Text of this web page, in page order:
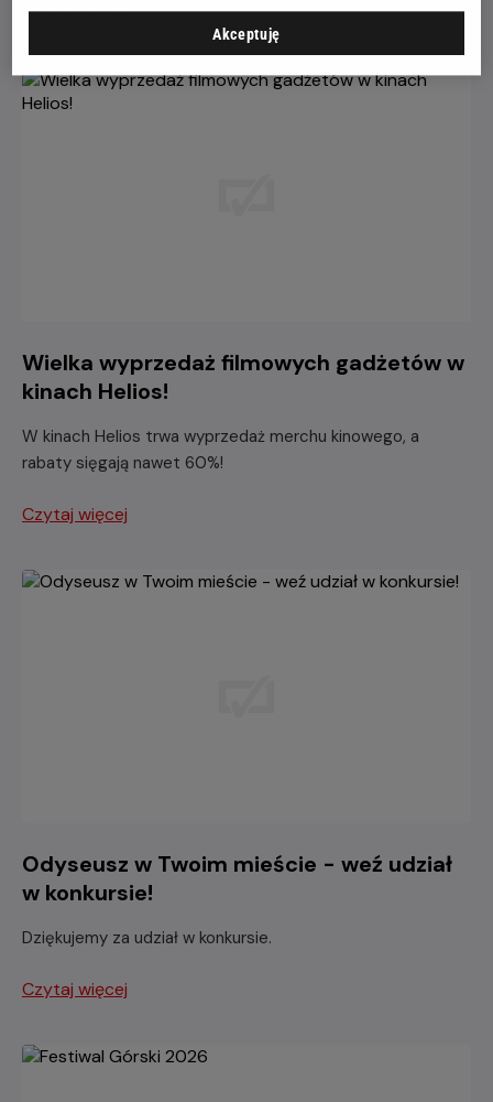
Czytaj więcej
Wielka wyprzedaż filmowych gadżetów w
kinach Helios!
W kinach Helios trwa wyprzedaż merchu kinowego, a
rabaty sięgają nawet 60%!
Czytaj więcej
Odyseusz w Twoim mieście - weź udział
w konkursie!
Dziękujemy za udział w konkursie.
Czytaj więcej
Akceptuję